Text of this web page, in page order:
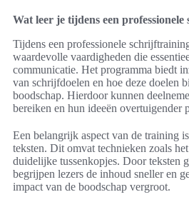
Wat leer je tijdens een
Tijdens een professionele
waardevolle vaardigheden die
communicatie. Het programma biedt
van schrijfdoelen en hoe deze doelen
boodschap. Hierdoor kunnen
bereiken en hun ideeën overtuigender
Een belangrijk aspect van de training
teksten. Dit omvat technieken zoals
duidelijke tussenkopjes. Door teksten
begrijpen lezers de inhoud sneller en
impact van de boodschap vergroot.